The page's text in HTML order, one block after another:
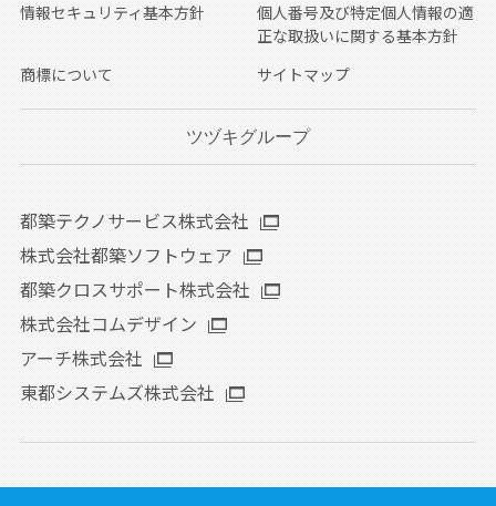
情報セキュリティ基本方針
個人番号及び特定個人情報の適
正な取扱いに関する基本方針
商標について
サイトマップ
ツヅキグループ
都築テクノサービス株式会社
株式会社都築ソフトウェア
都築クロスサポート株式会社
株式会社コムデザイン
アーチ株式会社
東都システムズ株式会社